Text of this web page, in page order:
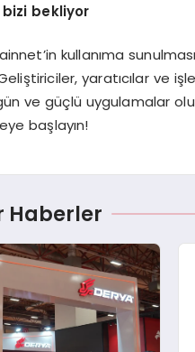
bekliyor
kullanıma
yaratıcılar ve
ve güçlü uygulamalar
başlayın!
Haberler